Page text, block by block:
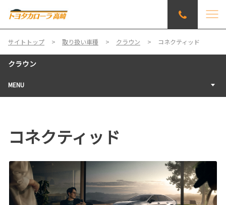
サイトトップ 取り扱い車種 クラウン コネクティッド
クラウン
MENU
コネクティッド